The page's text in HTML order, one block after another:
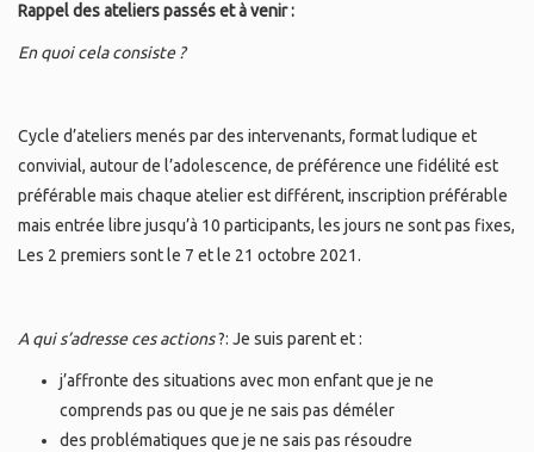
Rappel des ateliers passés et à venir :
En quoi cela consiste ?
Cycle d’ateliers menés par des intervenants, format ludique et
convivial, autour de l’adolescence, de préférence une fidélité est
préférable mais chaque atelier est différent, inscription préférable
mais entrée libre jusqu’à 10 participants, les jours ne sont pas fixes,
Les 2 premiers sont le 7 et le 21 octobre 2021.
A qui s’adresse ces actions?: Je suis parent et :
j’affronte des situations avec mon enfant que je ne
comprends pas ou que je ne sais pas déméler
des problématiques que je ne sais pas résoudre